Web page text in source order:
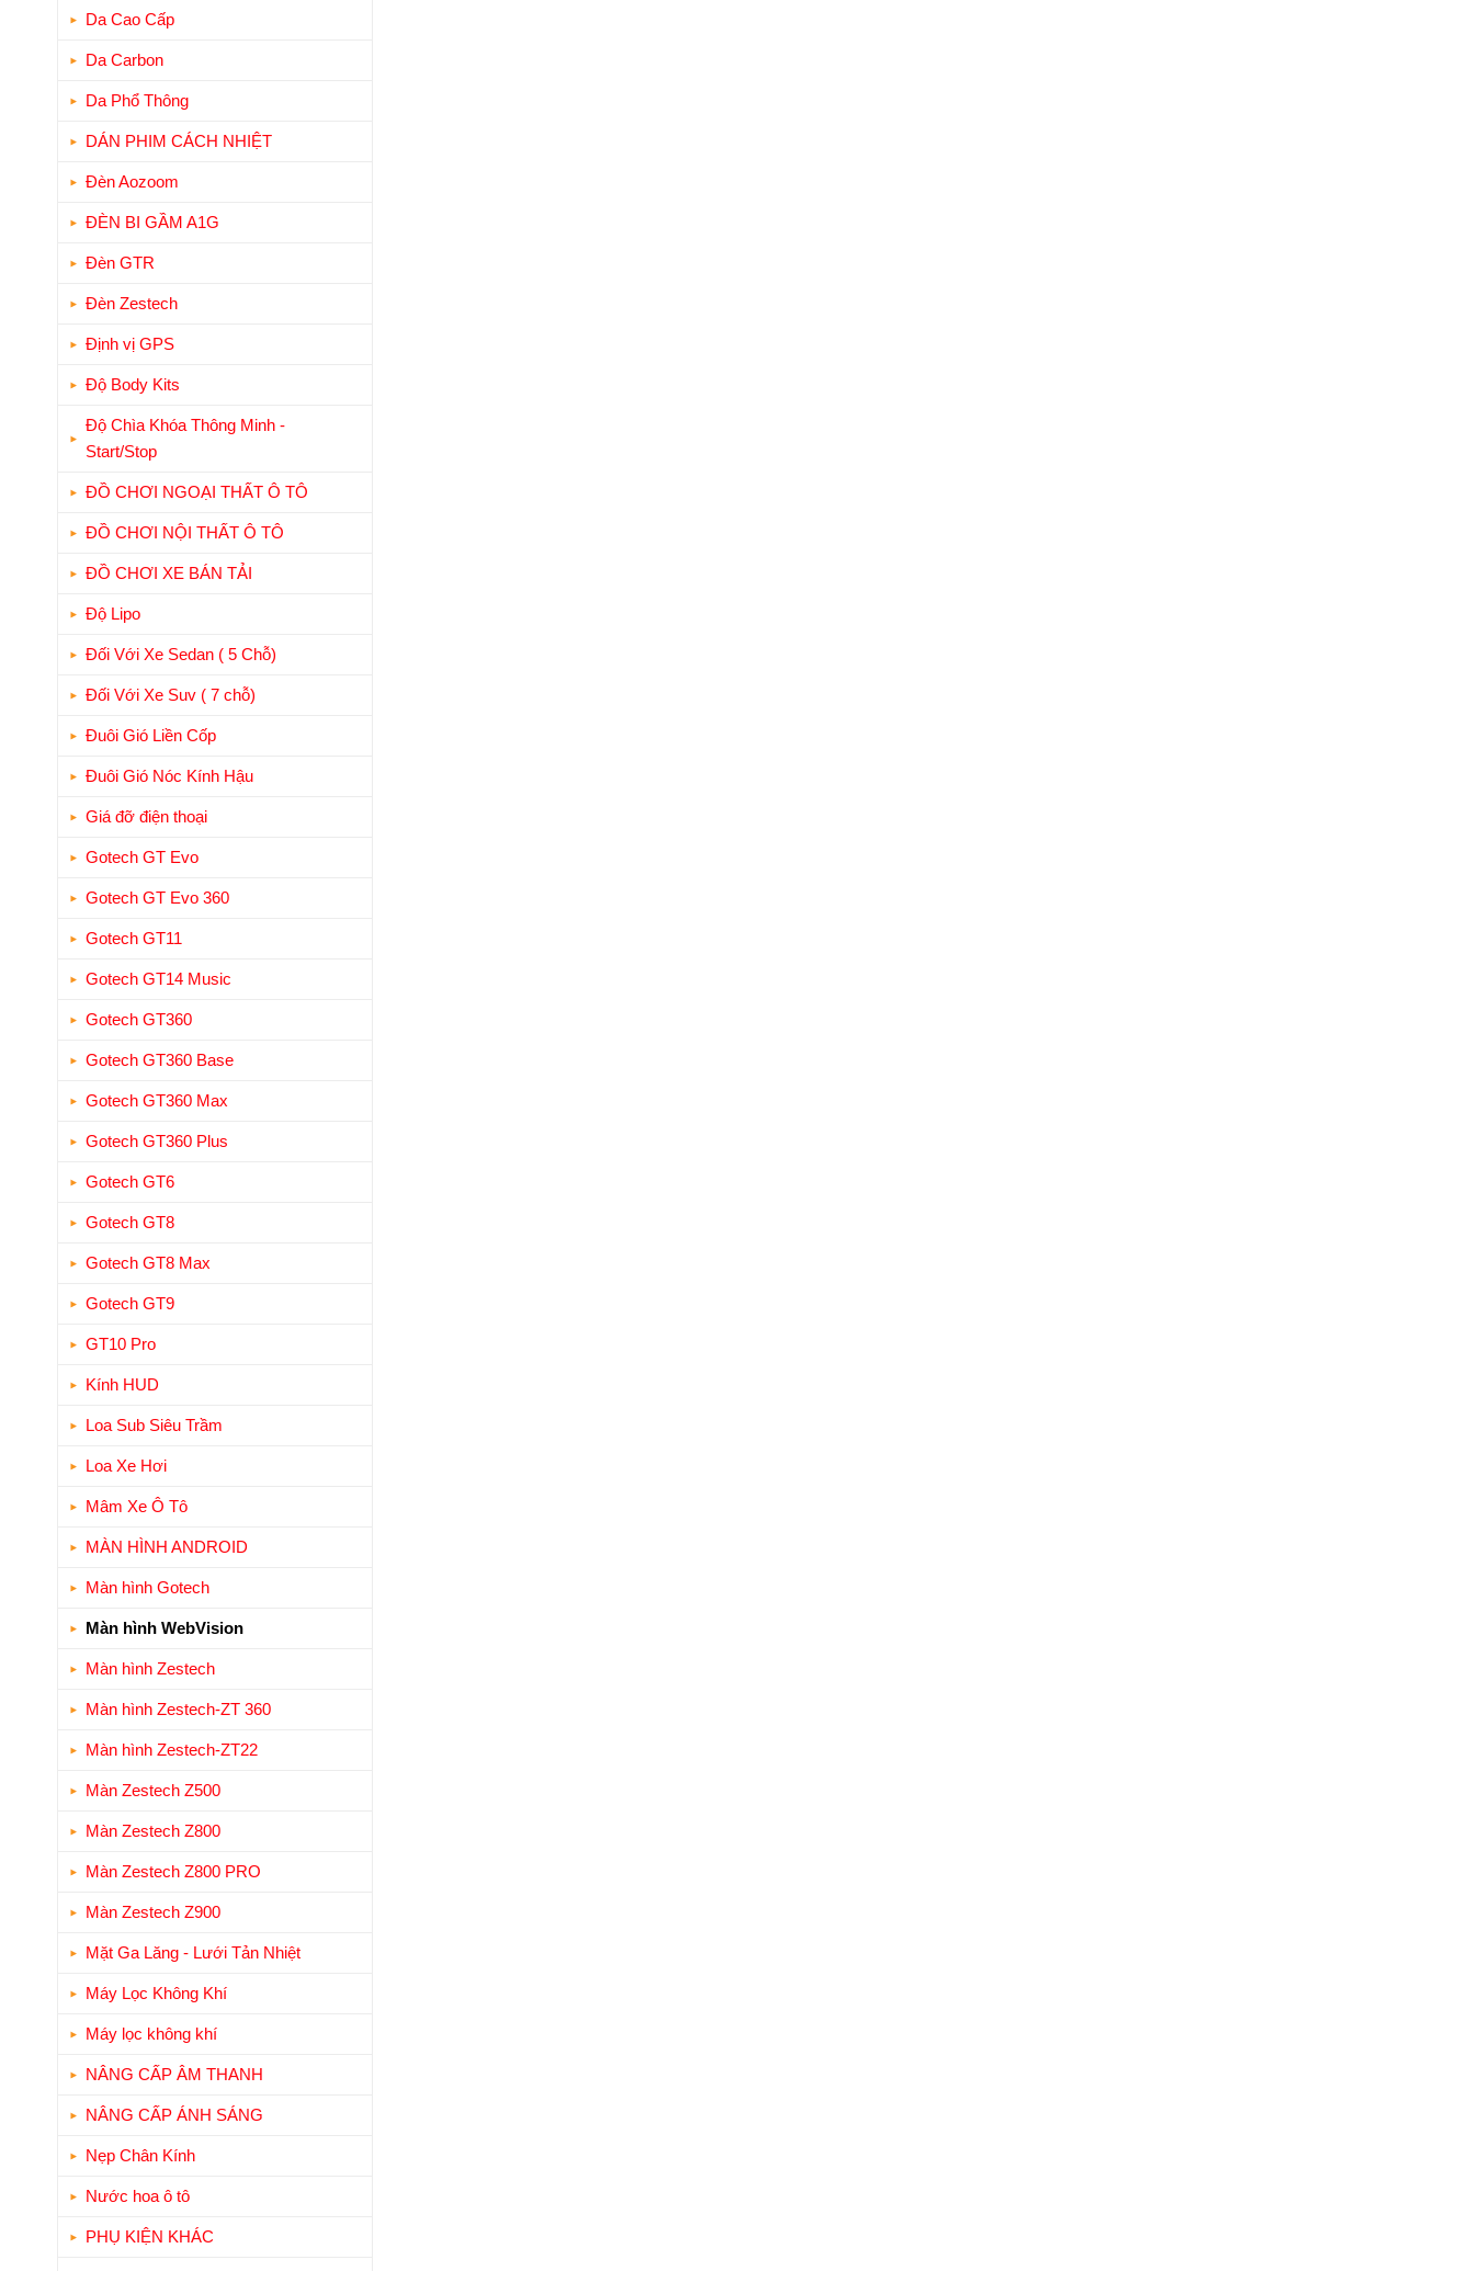
Da Cao Cấp
Da Carbon
Da Phổ Thông
DÁN PHIM CÁCH NHIỆT
Đèn Aozoom
ĐÈN BI GẦM A1G
Đèn GTR
Đèn Zestech
Định vị GPS
Độ Body Kits
Độ Chìa Khóa Thông Minh -
Start/Stop
ĐỒ CHƠI NGOẠI THẤT Ô TÔ
ĐỒ CHƠI NỘI THẤT Ô TÔ
ĐỒ CHƠI XE BÁN TẢI
Độ Lipo
Đối Với Xe Sedan ( 5 Chỗ)
Đối Với Xe Suv ( 7 chỗ)
Đuôi Gió Liền Cốp
Đuôi Gió Nóc Kính Hậu
Giá đỡ điện thoại
Gotech GT Evo
Gotech GT Evo 360
Gotech GT11
Gotech GT14 Music
Gotech GT360
Gotech GT360 Base
Gotech GT360 Max
Gotech GT360 Plus
Gotech GT6
Gotech GT8
Gotech GT8 Max
Gotech GT9
GT10 Pro
Kính HUD
Loa Sub Siêu Trầm
Loa Xe Hơi
Mâm Xe Ô Tô
MÀN HÌNH ANDROID
Màn hình Gotech
Màn hình WebVision
Màn hình Zestech
Màn hình Zestech-ZT 360
Màn hình Zestech-ZT22
Màn Zestech Z500
Màn Zestech Z800
Màn Zestech Z800 PRO
Màn Zestech Z900
Mặt Ga Lăng - Lưới Tản Nhiệt
Máy Lọc Không Khí
Máy lọc không khí
NÂNG CẤP ÂM THANH
NÂNG CẤP ÁNH SÁNG
Nẹp Chân Kính
Nước hoa ô tô
PHỤ KIỆN KHÁC